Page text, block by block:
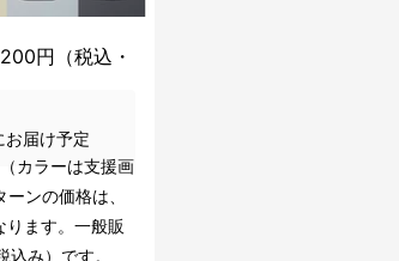
円（税込・
お届け予定
カラーは支援画
ンの価格は、
ます。一般販
み）です。